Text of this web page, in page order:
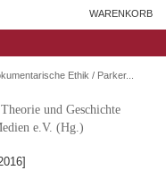
WARENKORB
Ethik / Parker...
und Geschichte
e.V. (Hg.)